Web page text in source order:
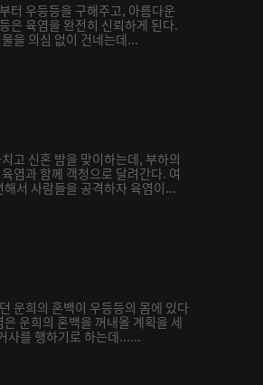
터 우등등을 구해주고, 아름다운
은 육염을 완전히 신뢰하게 된다.
을 의심 없이 건네는데...
고 신혼 밤을 맞이하는데, 부하의
염과 함께 객청으로 달려간다. 여
서 사람들을 공격하자 육염이...
운희의 혼백이 우등등의 몸에 있다
운희의 혼백을 꺼내올 계획을 세
사를 행하기로 하는데......